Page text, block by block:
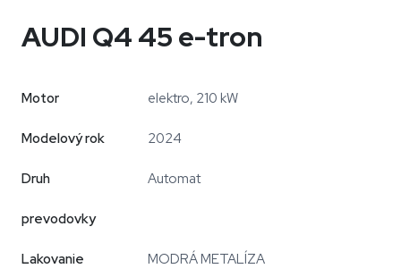
AUDI Q4 45 e-tron
Motor elektro, 210 kW
Modelový rok 2024
Druh
prevodovky
Automat
Lakovanie MODRÁ METALÍZA